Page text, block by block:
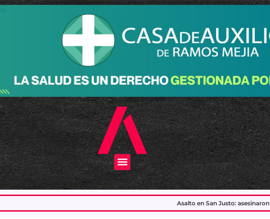
Menu
Asalto en San Justo: asesinaron al empleado de una distribuidora